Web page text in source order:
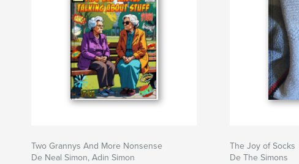
Two Grannys And More Nonsense
De Neal Simon, Adin Simon
The Joy of Socks
De The Simons